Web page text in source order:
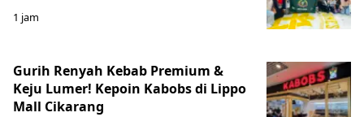
1 jam
Gurih Renyah Kebab Premium &
Keju Lumer! Kepoin Kabobs di Lippo
Mall Cikarang